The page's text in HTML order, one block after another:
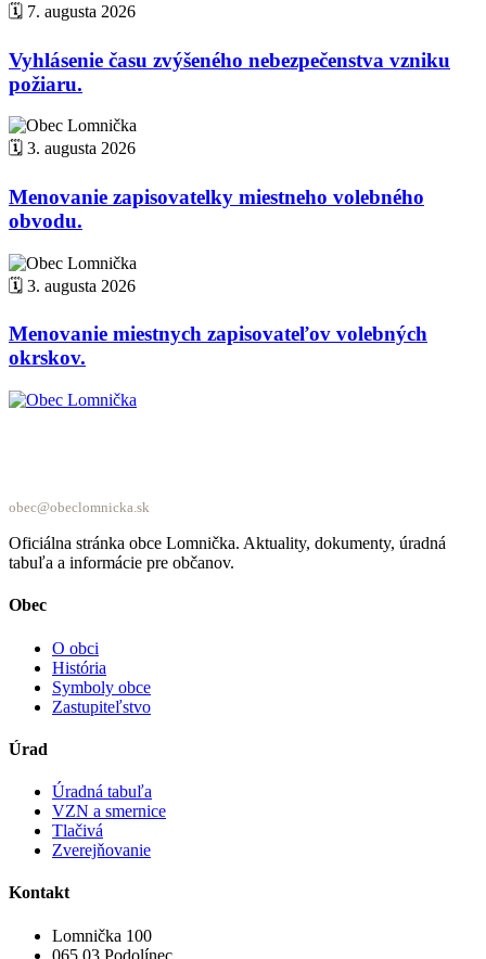
🗓️ 7. augusta 2026
Vyhlásenie času zvýšeného nebezpečenstva vzniku
požiaru.
🗓️ 3. augusta 2026
Menovanie zapisovatelky miestneho volebného
obvodu.
🗓️ 3. augusta 2026
Menovanie miestnych zapisovateľov volebných
okrskov.
obec@obeclomnicka.sk
Oficiálna stránka obce Lomnička. Aktuality, dokumenty, úradná
tabuľa a informácie pre občanov.
Obec
O obci
História
Symboly obce
Zastupiteľstvo
Úrad
Úradná tabuľa
VZN a smernice
Tlačivá
Zverejňovanie
Kontakt
Lomnička 100
065 03 Podolínec